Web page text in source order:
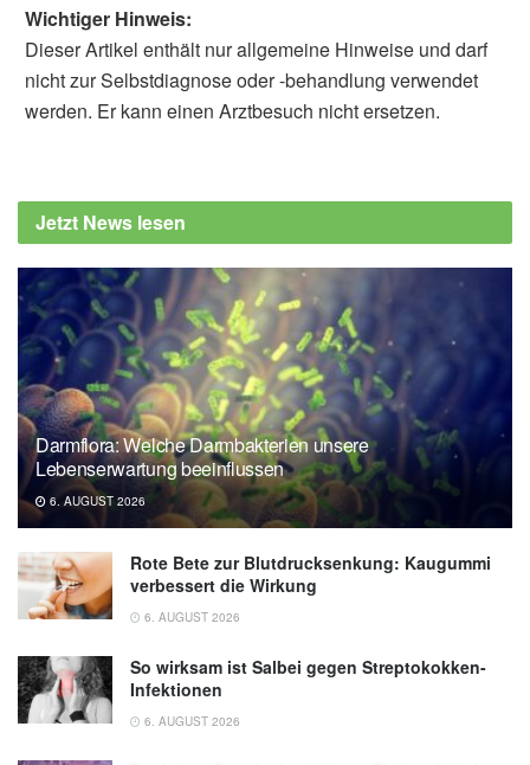
Wichtiger Hinweis:
Dieser Artikel enthält nur allgemeine Hinweise und darf
nicht zur Selbstdiagnose oder -behandlung verwendet
werden. Er kann einen Arztbesuch nicht ersetzen.
Jetzt News lesen
Darmflora: Welche Darmbakterien unsere
Lebenserwartung beeinflussen
6. AUGUST 2026
Rote Bete zur Blutdrucksenkung: Kaugummi
verbessert die Wirkung
6. AUGUST 2026
So wirksam ist Salbei gegen Streptokokken-
Infektionen
6. AUGUST 2026